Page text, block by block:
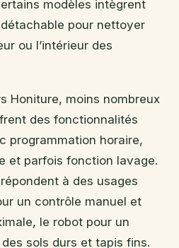
modèles intègrent
pour nettoyer
ou l’intérieur des
Honiture, moins nombreux
des fonctionnalités
programmation horaire,
et parfois fonction lavage.
à des usages
un contrôle manuel et
le robot pour un
sols durs et tapis fins.